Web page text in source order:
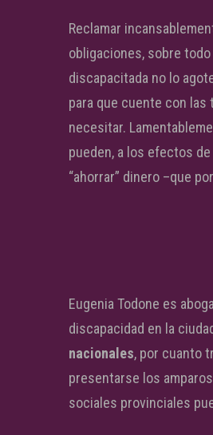
Reclamar
obligaciones, sobre
discapacitada no lo
para que cuente con
necesitar.
pueden, a los efectos
“ahorrar” dinero –que
Eugenia Todone es
discapacidad en la
nacionales, por cuanto
presentarse los
sociales provinciales